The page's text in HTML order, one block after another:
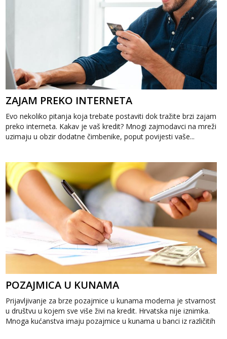
ZAJAM PREKO INTERNETA
Evo nekoliko pitanja koja trebate postaviti dok tražite brzi zajam
preko interneta. Kakav je vaš kredit? Mnogi zajmodavci na mreži
uzimaju u obzir dodatne čimbenike, poput povijesti vaše...
POZAJMICA U KUNAMA
Prijavljivanje za brze pozajmice u kunama moderna je stvarnost
u društvu u kojem sve više živi na kredit. Hrvatska nije iznimka.
Mnoga kućanstva imaju pozajmice u kunama u banci iz različitih